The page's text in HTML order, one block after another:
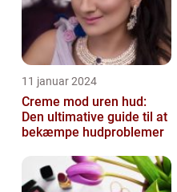
11 januar 2024
Creme mod uren hud:
Den ultimative guide til at
bekæmpe hudproblemer